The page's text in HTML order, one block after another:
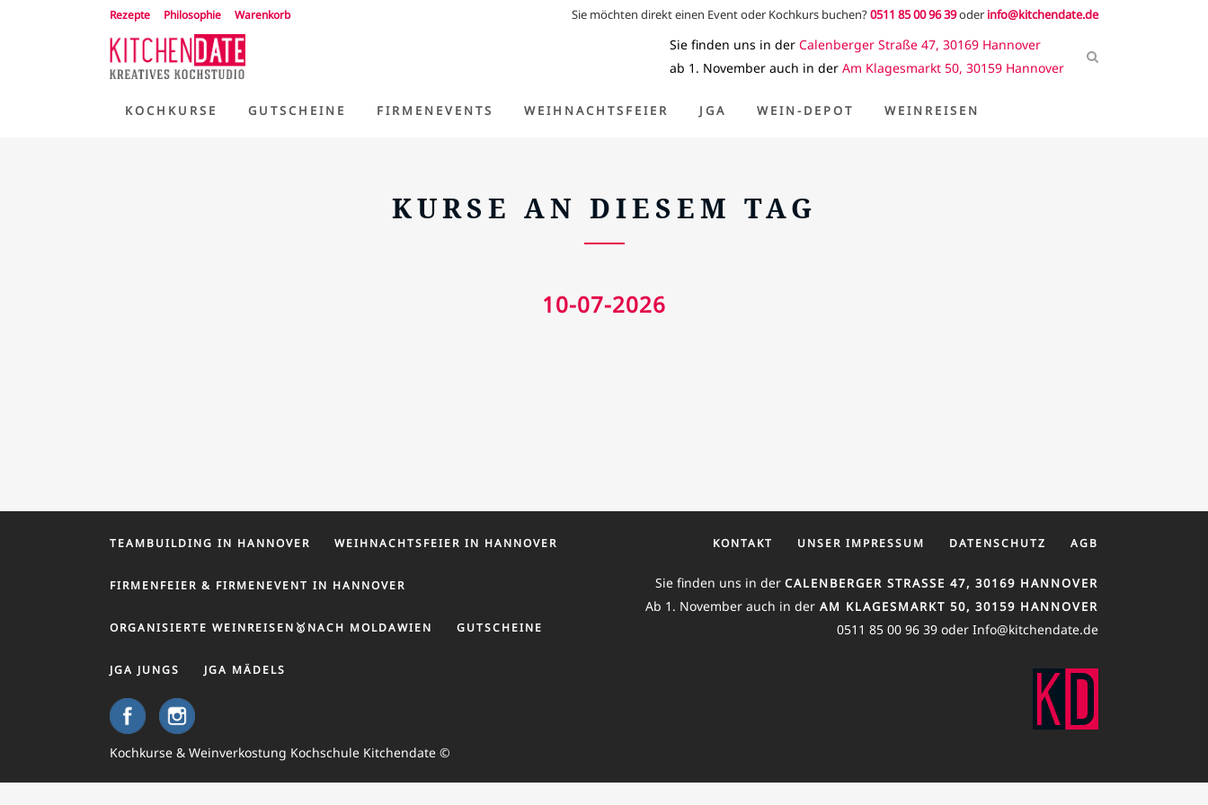
Rezepte Philosophie Warenkorb Sie möchten direkt einen Event oder Kochkurs buchen?0511 85 00 96 39oder info@kitchendate.de
Sie finden uns in der Calenberger Straße 47, 30169 Hannover
ab 1. November auch in der Am Klagesmarkt 50, 30159 Hannover
KOCHKURSE GUTSCHEINE FIRMENEVENTS WEIHNACHTSFEIER JGA WEIN-DEPOT WEINREISEN
KURSE AN DIESEM TAG
10-07-2026
TEAMBUILDING IN HANNOVER WEIHNACHTSFEIER IN HANNOVER
FIRMENFEIER & FIRMENEVENT IN HANNOVER
ORGANISIERTE WEINREISEN🥇NACH MOLDAWIEN GUTSCHEINE
JGA JUNGS JGA MÄDELS
Kochkurse & Weinverkostung Kochschule Kitchendate ©
KONTAKT UNSER IMPRESSUM DATENSCHUTZ AGB
Sie finden uns in der CALENBERGER STRASSE 47, 30169 HANNOVER
Ab 1. November auch in der AM KLAGESMARKT 50, 30159 HANNOVER
0511 85 00 96 39 oder Info@kitchendate.de